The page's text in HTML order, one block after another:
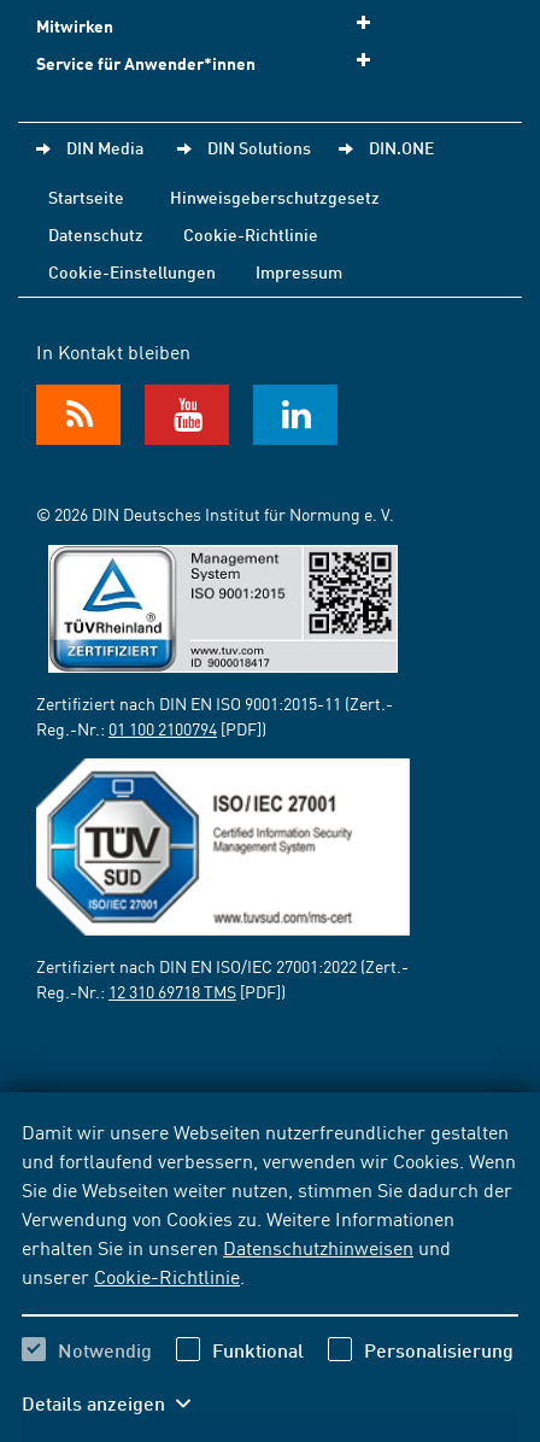
Damit wir unsere Webseiten nutzerfreundlicher gestalten
und fortlaufend verbessern, verwenden wir Cookies. Wenn
Sie die Webseiten weiter nutzen, stimmen Sie dadurch der
Verwendung von Cookies zu. Weitere Informationen
erhalten Sie in unseren Datenschutzhinweisen und
unserer Cookie-Richtlinie
Notwendig Funktional Personalisierung
Details anzeigen
Mitwirken
Service für Anwender*innen
DIN Media DIN Solutions DIN.ONE
Startseite
Hinweisgeberschutzgesetz
Datenschutz
Cookie-Richtlinie
Cookie-Einstellungen
Impressum
In Kontakt bleiben
© 2026 DIN Deutsches Institut für Normung e. V.
Zertifiziert nach DIN EN ISO 9001:2015-11 (Zert.-
Reg.-Nr.: 01 100 2100794 [PDF])
Zertifiziert nach DIN EN ISO/IEC 27001:2022 (Zert.-
Reg.-Nr.: 12 310 69718 TMS [PDF])